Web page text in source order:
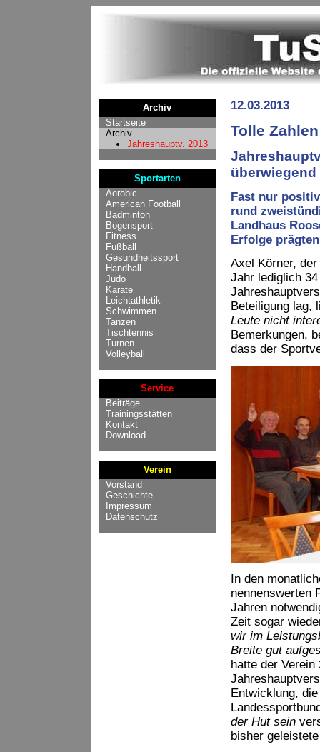
Archiv
Startseite
Archiv
Jahreshauptv. 2013
Sportarten
Aerobic
American Football
Badminton
Bogensport
Fitness
Fußball
Gesundheitssport
Handball
Judo
Karate
Leichtathletik
Schwimmen
Tanzen
Tischtennis
Turnen
Volleyball
Service
Beiträge
Trainingsstätten
Kontakt
Download
Verein
Vorstand
Geschichte
Impressum
Datenschutz
12.03.2013
Tolle
Fast nur
rund
Landhaus
Erfolge
Axel Körner,
Jahr lediglich
Beteiligung
Leute nicht
Bemerkungen,
dass der
In den
nennenswerten
Jahren
Zeit sogar
wir im
Breite gut
hatte der
Entwicklung,
der Hut sein
bisher